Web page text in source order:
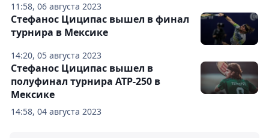
11:58, 06 августа 2023
14:20, 05 августа 2023
Стефанос Циципас вышел в финал
турнира в Мексике
14:58, 04 августа 2023
Стефанос Циципас вышел в
полуфинал турнира АТР-250 в
Мексике